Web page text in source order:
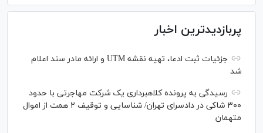
پربازدیدترین اخبار
جزئیات ثبت ادعا، تهیه نقشه UTM و ارائه مادر سند اعلام
شد
رسیدگی به پرونده کلاهبرداری یک شرکت مهاجرتی با حدود
۳۰۰ شاکی در دادسرای تهران/ شناسایی و توقیف ۲ همت از اموال
متهمان